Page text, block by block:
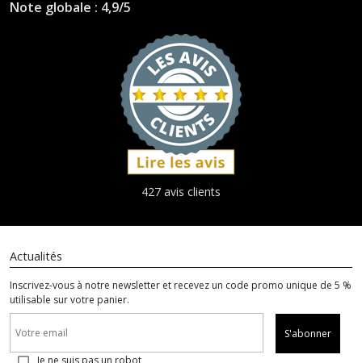
Note globale : 4,9/5
427 avis clients
Actualités
Inscrivez-vous à notre newsletter et recevez un code promo unique de 5 %
utilisable sur votre panier.
S'abonner